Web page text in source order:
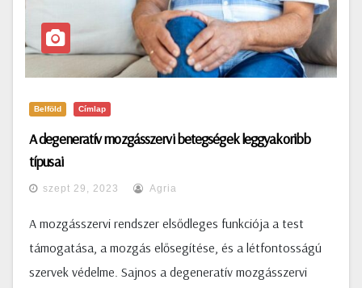
Belföld Címlap
A degeneratív mozgásszervi betegségek leggyakoribb
típusai
szept 29, 2023 Agria
A mozgásszervi rendszer elsődleges funkciója a test
támogatása, a mozgás elősegítése, és a létfontosságú
szervek védelme. Sajnos a degeneratív mozgásszervi